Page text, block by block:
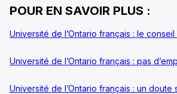
POUR EN SAVOIR PLUS :
Université de l’Ontario français : le
Université de l’Ontario français : pas
Université de l’Ontario français : un doute